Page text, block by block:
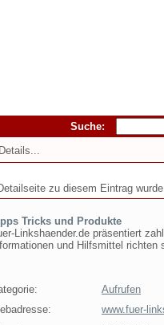
Suche:
zu diesem Eintrag
Tricks und Produkte
Linkshaender.de präsentiert
und Hilfsmittel
Aufrufen
www.fuer-